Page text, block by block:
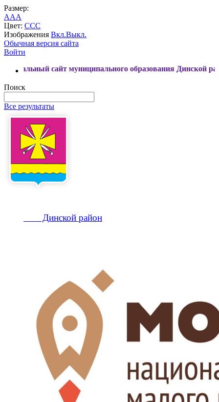
Размер:
AAA
Цвет: CCC
Изображения Вкл.Выкл.
Обычная версия сайта
Войти
сайт муниципального образования Динской район
Поиск
Все результаты
Динской район